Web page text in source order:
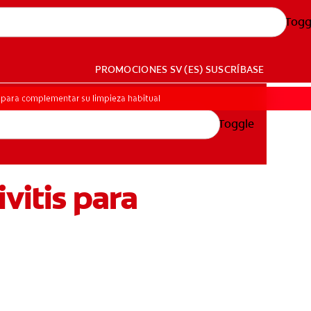
PROMOCIONES SV (ES) SUSCRÍBASE
Toggle
complementar su limpieza habitual
para